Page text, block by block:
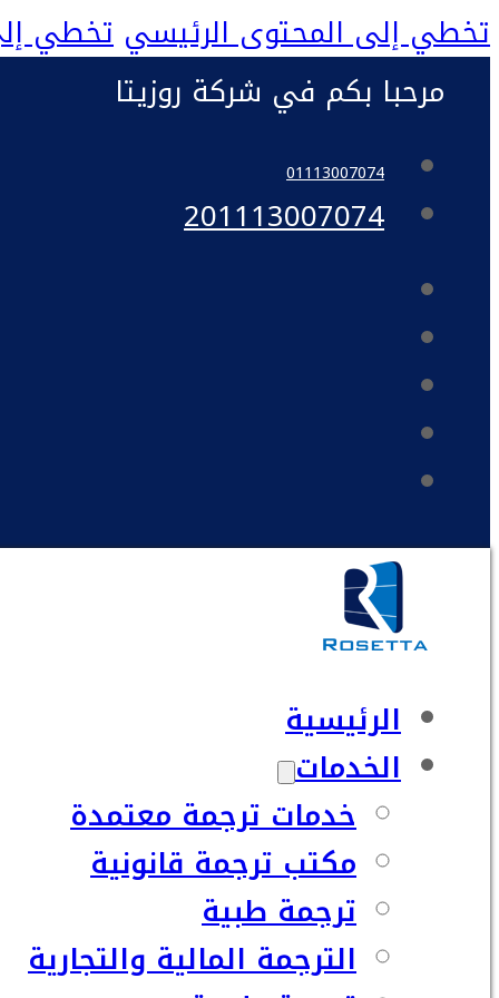
تخطي إلى المحتوى الرئيسي تخطي
مرحبا بكم في شركة روزيتا
01113007074
201113007074
الرئيسية
الخدمات
خدمات ترجمة معتمدة
مكتب ترجمة قانونية
ترجمة طبية
الترجمة المالية والتجارية